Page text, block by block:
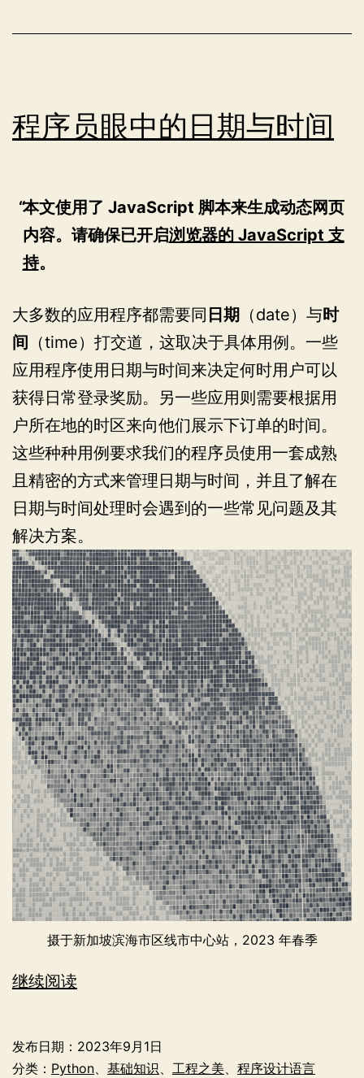
置
志
堆
程序员眼中的日期与时间
本文使用了 JavaScript 脚本来生成动态网页
内容。请确保已开启浏览器的 JavaScript 支
持。
大多数的应用程序都需要同 日期 （date）与时
间 （time）打交道，这取决于具体用例。一些
应用程序使用日期与时间来决定何时用户可以
获得日常登录奖励。另一些应用则需要根据用
户所在地的时区来向他们展示下订单的时间。
这些种种用例要求我们的程序员使用一套成熟
且精密的方式来管理日期与时间，并且了解在
日期与时间处理时会遇到的一些常见问题及其
解决方案。
摄于新加坡滨海市区线市中心站，2023 年春季
继续阅读
眼
发布日期： 2023年9月1日
分类： Python、 基础知识、 工程之美、 程序设计语言